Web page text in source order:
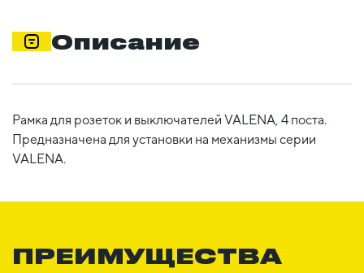
Описание
Рамка для розеток и выключателей VALENA, 4 поста.
Предназначена для установки на механизмы серии
VALENA.
ПРЕИМУЩЕСТВА